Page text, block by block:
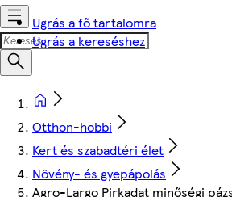
Ugrás a fő tartalomra
Ugrás a kereséshez
Otthon-hobbi
Kert és szabadtéri élet
Növény- és gyepápolás
Agro-Largo Pirkadat minőségi